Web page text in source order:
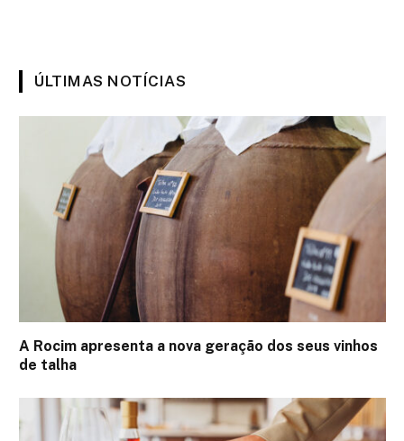
ÚLTIMAS NOTÍCIAS
A Rocim apresenta a nova geração dos seus vinhos
de talha